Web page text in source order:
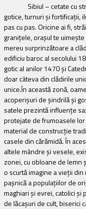
Sibiul – cetate cu
gotice, turnuri şi fortificaţii,
pas cu pas. Oricine ai fi,
graniţele, oraşul te
mereu surprinzătoare a
edificiu baroc al secolului
gotic al anilor 1470 şi
doar câteva din clădirile
unice.În această zonă,
acoperişuri de şindrilă şi
satele prezintă influenţe
protejate de frumoasele
material de construcţie
casele din cărămidă. În
altele mândre şi vesele,
zonei, cu obloane de lemn
o scurtă imagine a vieţii
paşnică a populaţiilor de
maghiari şi evrei, catolici
de lăcaşuri de cult, biserici